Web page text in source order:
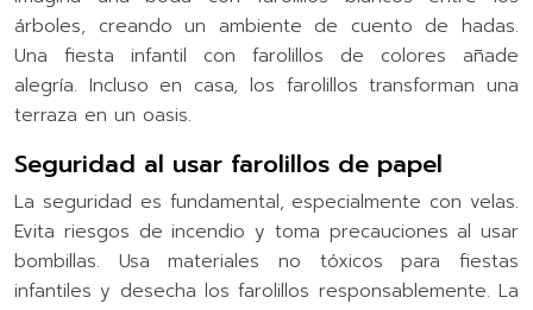
árboles, creando un ambiente de cuento de hadas.
Una fiesta infantil con farolillos de colores añade
alegría. Incluso en casa, los farolillos transforman una
terraza en un oasis.
Seguridad al usar farolillos de papel
La seguridad es fundamental, especialmente con velas.
Evita riesgos de incendio y toma precauciones al usar
bombillas. Usa materiales no tóxicos para fiestas
infantiles y desecha los farolillos responsablemente. La